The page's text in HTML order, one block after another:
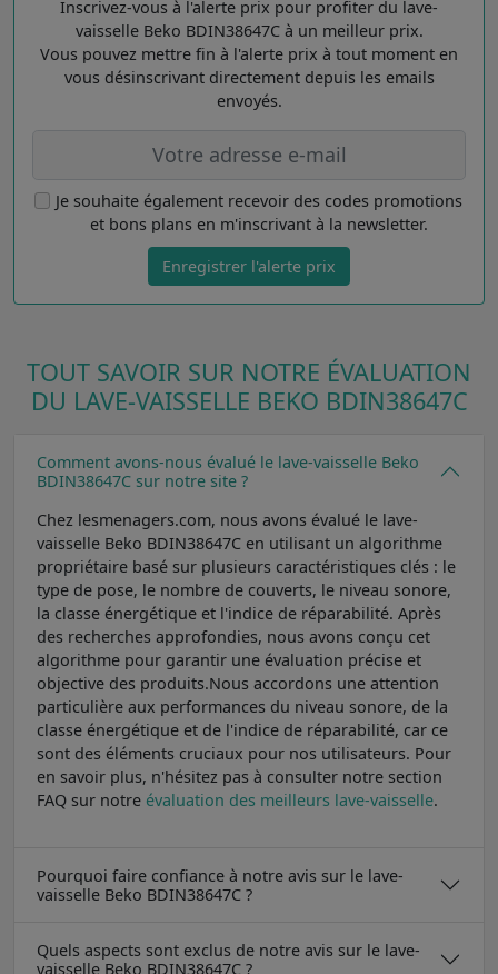
Inscrivez-vous à l'alerte prix pour profiter du lave-
vaisselle Beko BDIN38647C à un meilleur prix.
Vous pouvez mettre fin à l'alerte prix à tout moment en
vous désinscrivant directement depuis les emails
envoyés.
Je souhaite également recevoir des codes promotions
et bons plans en m'inscrivant à la newsletter.
Enregistrer l'alerte prix
TOUT SAVOIR SUR NOTRE ÉVALUATION
DU LAVE-VAISSELLE BEKO BDIN38647C
Comment avons-nous évalué le lave-vaisselle Beko
BDIN38647C sur notre site ?
Chez lesmenagers.com, nous avons évalué le lave-
vaisselle Beko BDIN38647C en utilisant un algorithme
propriétaire basé sur plusieurs caractéristiques clés : le
type de pose, le nombre de couverts, le niveau sonore,
la classe énergétique et l'indice de réparabilité. Après
des recherches approfondies, nous avons conçu cet
algorithme pour garantir une évaluation précise et
objective des produits.Nous accordons une attention
particulière aux performances du niveau sonore, de la
classe énergétique et de l'indice de réparabilité, car ce
sont des éléments cruciaux pour nos utilisateurs. Pour
en savoir plus, n'hésitez pas à consulter notre section
FAQ sur notre évaluation des meilleurs lave-vaisselle.
Pourquoi faire confiance à notre avis sur le lave-
vaisselle Beko BDIN38647C ?
Quels aspects sont exclus de notre avis sur le lave-
vaisselle Beko BDIN38647C ?